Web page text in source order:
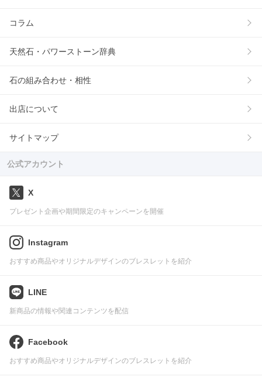
コラム
天然石・パワーストーン辞典
石の組み合わせ・相性
出店について
サイトマップ
公式アカウント
X
プレゼント企画や期間限定のキャンペーンを開催
Instagram
おすすめ商品やオリジナルデザインのブレスレットを紹介
LINE
新商品の情報や関連コンテンツを配信
Facebook
おすすめ商品やオリジナルデザインのブレスレットを紹介